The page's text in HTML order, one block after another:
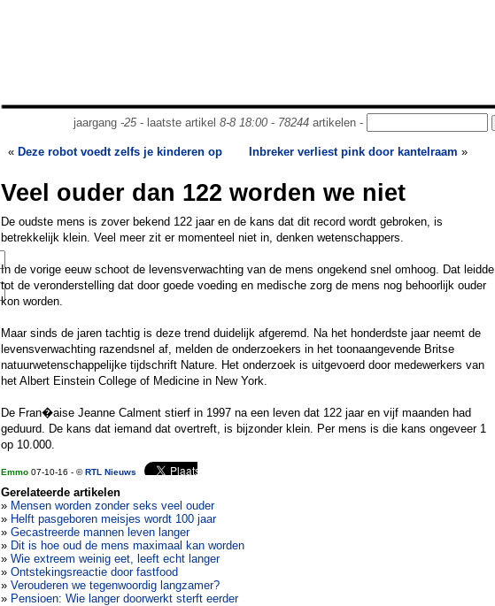
jaargang -25- laatste artikel 8-8 18:00- 78244artikelen -
« Deze robot voedt zelfs je kinderen op Inbreker verliest pink door kantelraam »
Veel ouder dan 122 worden we niet
De oudste mens is zover bekend 122 jaar en de kans dat dit record wordt gebroken, is
betrekkelijk klein. Veel meer zit er momenteel niet in, denken wetenschappers.
In de vorige eeuw schoot de levensverwachting van de mens ongekend snel omhoog. Dat leidde
tot de veronderstelling dat door goede voeding en medische zorg de mens nog behoorlijk ouder
kon worden.
Maar sinds de jaren tachtig is deze trend duidelijk afgeremd. Na het honderdste jaar neemt de
levensverwachting razendsnel af, melden de onderzoekers in het toonaangevende Britse
natuurwetenschappelijke tijdschrift Nature. Het onderzoek is uitgevoerd door medewerkers van
het Albert Einstein College of Medicine in New York.
De Fran�aise Jeanne Calment stierf in 1997 na een leven dat 122 jaar en vijf maanden had
geduurd. De kans dat iemand dat overtreft, is bijzonder klein. Per mens is die kans ongeveer 1
op 10.000.
Emmo 07-10-16 - ©RTL Nieuws
Gerelateerde artikelen
» Mensen worden zonder seks veel ouder
» Helft pasgeboren meisjes wordt 100 jaar
» Gecastreerde mannen leven langer
» Dit is hoe oud de mens maximaal kan worden
» Wie extreem weinig eet, leeft echt langer
» Ontstekingsreactie door fastfood
» Verouderen we tegenwoordig langzamer?
» Pensioen: Wie langer doorwerkt sterft eerder